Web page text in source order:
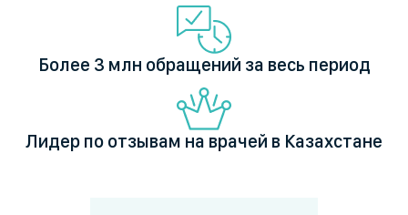
Более 3 млн обращений за весь период
Лидер по отзывам на врачей в Казахстане